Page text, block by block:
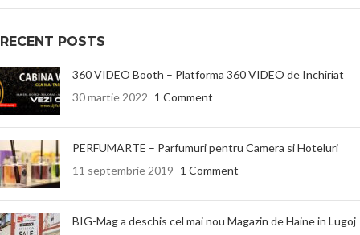
RECENT POSTS
360 VIDEO Booth – Platforma 360 VIDEO de Inchiriat
30 martie 2022 1 Comment
PERFUMARTE – Parfumuri pentru Camera si Hoteluri
11 septembrie 2019 1 Comment
BIG-Mag a deschis cel mai nou Magazin de Haine in Lugoj